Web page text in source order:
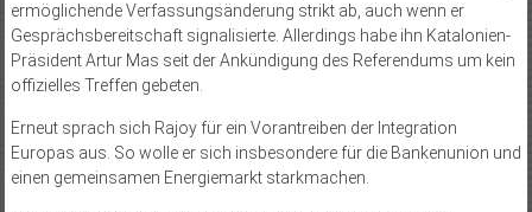
ermöglichende Verfassungsänderung strikt ab, auch wenn er
Gesprächsbereitschaft signalisierte. Allerdings habe ihn Katalonien-
Präsident Artur Mas seit der Ankündigung des Referendums um kein
offizielles Treffen gebeten.
Erneut sprach sich Rajoy für ein Vorantreiben der Integration
Europas aus. So wolle er sich insbesondere für die Bankenunion und
einen gemeinsamen Energiemarkt starkmachen.